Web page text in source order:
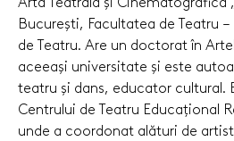
București, Facultatea de Teatru
de Teatru. Are un doctorat în
aceeași universitate și este
teatru și dans, educator cultural.
Centrului de Teatru Educațional
unde a coordonat alături de